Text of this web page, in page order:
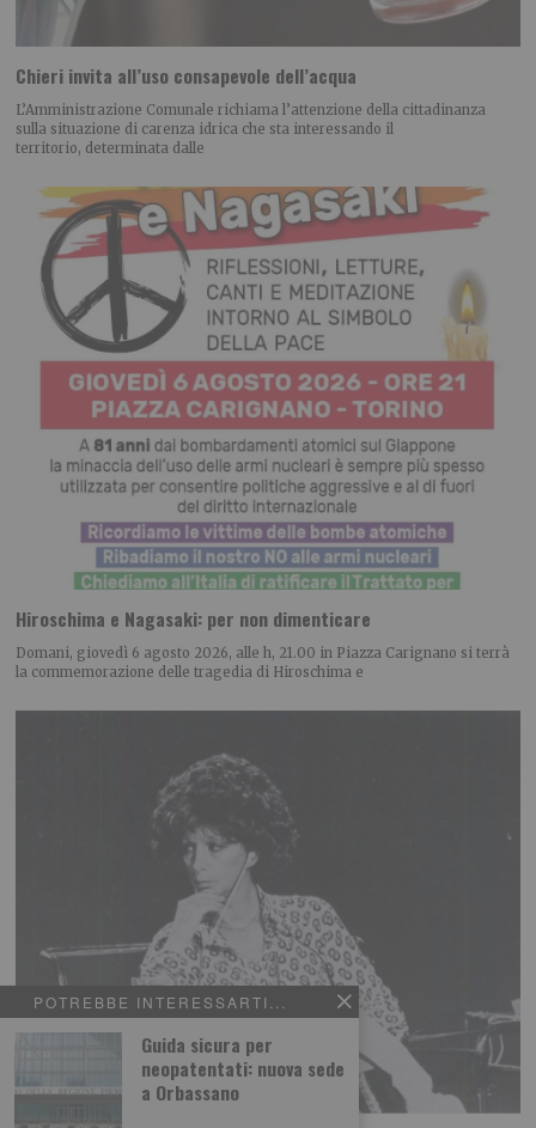
POTREBBE INTERESSARTI...
Guida sicura per
neopatentati: nuova sede
a Orbassano
Chieri invita all’uso consapevole dell’acqua
L’Amministrazione Comunale richiama l’attenzione della cittadinanza
sulla situazione di carenza idrica che sta interessando il
territorio, determinata dalle
Hiroschima e Nagasaki: per non dimenticare
Domani, giovedì 6 agosto 2026, alle h, 21.00 in Piazza Carignano si terrà
la commemorazione delle tragedia di Hiroschima e